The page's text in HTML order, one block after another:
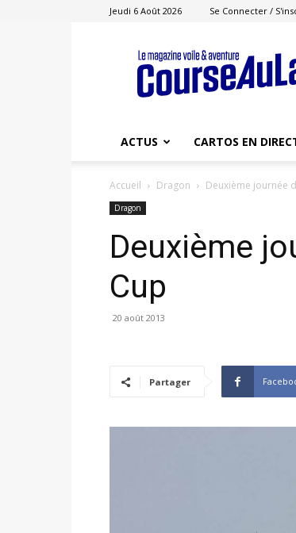
Jeudi 6 Août 2026 Se Connecter /
Course
au
Large
ACTUS CARTOS EN
Accueil Dragon Deuxième journée
Dragon
Deuxième
Cup
20 août 2013
Partager